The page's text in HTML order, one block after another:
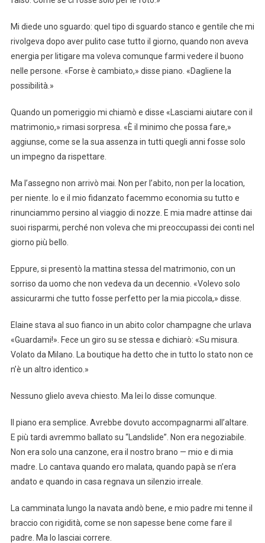
Mi diede uno sguardo: quel tipo di sguardo stanco e gentile che mi
rivolgeva dopo aver pulito case tutto il giorno, quando non aveva
energia per litigare ma voleva comunque farmi vedere il buono
nelle persone. «Forse è cambiato,» disse piano. «Dagliene la
possibilità.»
Quando un pomeriggio mi chiamò e disse «Lasciami aiutare con il
matrimonio,» rimasi sorpresa. «È il minimo che possa fare,»
aggiunse, come se la sua assenza in tutti quegli anni fosse solo
un impegno da rispettare.
Ma l’assegno non arrivò mai. Non per l’abito, non per la location,
per niente. Io e il mio fidanzato facemmo economia su tutto e
rinunciammo persino al viaggio di nozze. E mia madre attinse dai
suoi risparmi, perché non voleva che mi preoccupassi dei conti nel
giorno più bello.
Eppure, si presentò la mattina stessa del matrimonio, con un
sorriso da uomo che non vedeva da un decennio. «Volevo solo
assicurarmi che tutto fosse perfetto per la mia piccola,» disse.
Elaine stava al suo fianco in un abito color champagne che urlava
«Guardami!». Fece un giro su se stessa e dichiarò: «Su misura.
Volato da Milano. La boutique ha detto che in tutto lo stato non ce
n’è un altro identico.»
Nessuno glielo aveva chiesto. Ma lei lo disse comunque.
Il piano era semplice. Avrebbe dovuto accompagnarmi all’altare.
E più tardi avremmo ballato su “Landslide”. Non era negoziabile.
Non era solo una canzone, era il nostro brano — mio e di mia
madre. Lo cantava quando ero malata, quando papà se n’era
andato e quando in casa regnava un silenzio irreale.
La camminata lungo la navata andò bene, e mio padre mi tenne il
braccio con rigidità, come se non sapesse bene come fare il
padre. Ma lo lasciai correre.